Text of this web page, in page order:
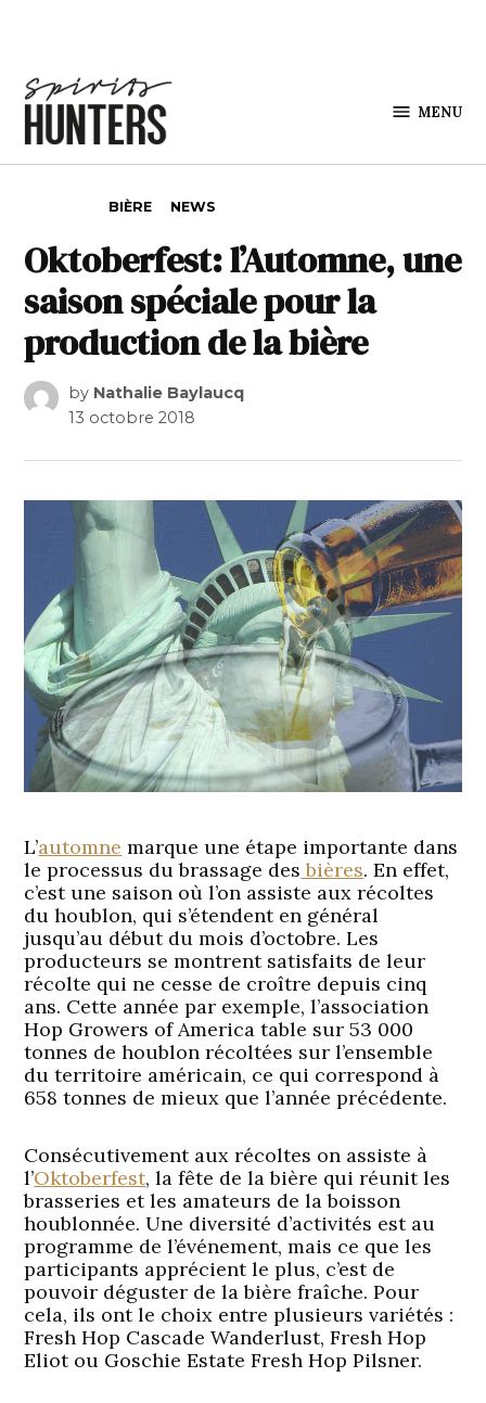
MENU
BIÈRE NEWS
Oktoberfest: l’Automne, une
saison spéciale pour la
production de la bière
by Nathalie Baylaucq
13 octobre 2018
L’automne marque une étape importante dans
le processus du brassage des bières. En effet,
c’est une saison où l’on assiste aux récoltes
du houblon, qui s’étendent en général
jusqu’au début du mois d’octobre. Les
producteurs se montrent satisfaits de leur
récolte qui ne cesse de croître depuis cinq
ans. Cette année par exemple, l’association
Hop Growers of America table sur 53 000
tonnes de houblon récoltées sur l’ensemble
du territoire américain, ce qui correspond à
658 tonnes de mieux que l’année précédente.
Consécutivement aux récoltes on assiste à
l’Oktoberfest, la fête de la bière qui réunit les
brasseries et les amateurs de la boisson
houblonnée. Une diversité d’activités est au
programme de l’événement, mais ce que les
participants apprécient le plus, c’est de
pouvoir déguster de la bière fraîche. Pour
cela, ils ont le choix entre plusieurs variétés :
Fresh Hop Cascade Wanderlust, Fresh Hop
Eliot ou Goschie Estate Fresh Hop Pilsner.